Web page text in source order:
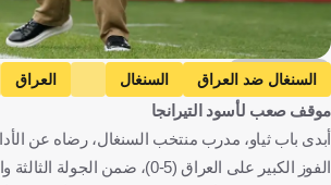
Getty Images
السنغال ضد العراق السنغال العراق
بابي ثياو
السنغال العراقموقف صعب لأسود التيرانجا
أبدى باب ثياو، مدرب منتخب السنغال، رضاه عن
الفوز الكبير على العراق (5-0)، ضمن